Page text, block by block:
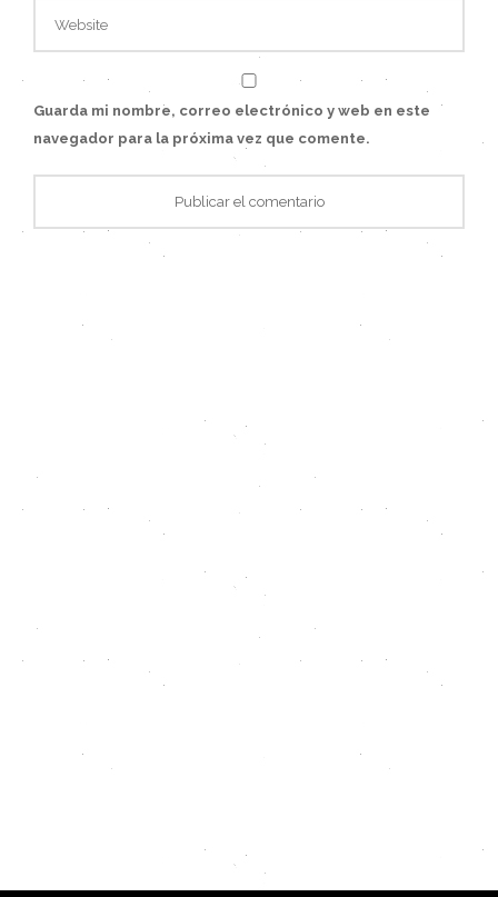
Guarda mi nombre, correo electrónico y web en este
navegador para la próxima vez que comente.